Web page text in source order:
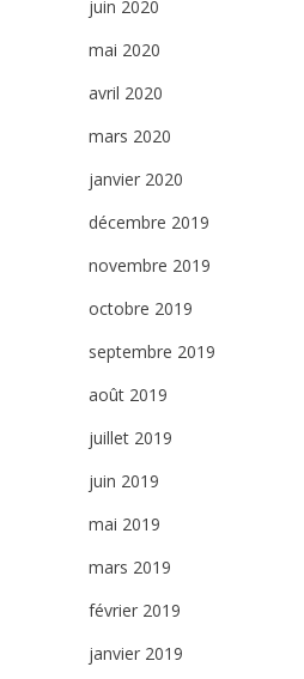
juin 2020
mai 2020
avril 2020
mars 2020
janvier 2020
décembre 2019
novembre 2019
octobre 2019
septembre 2019
août 2019
juillet 2019
juin 2019
mai 2019
mars 2019
février 2019
janvier 2019